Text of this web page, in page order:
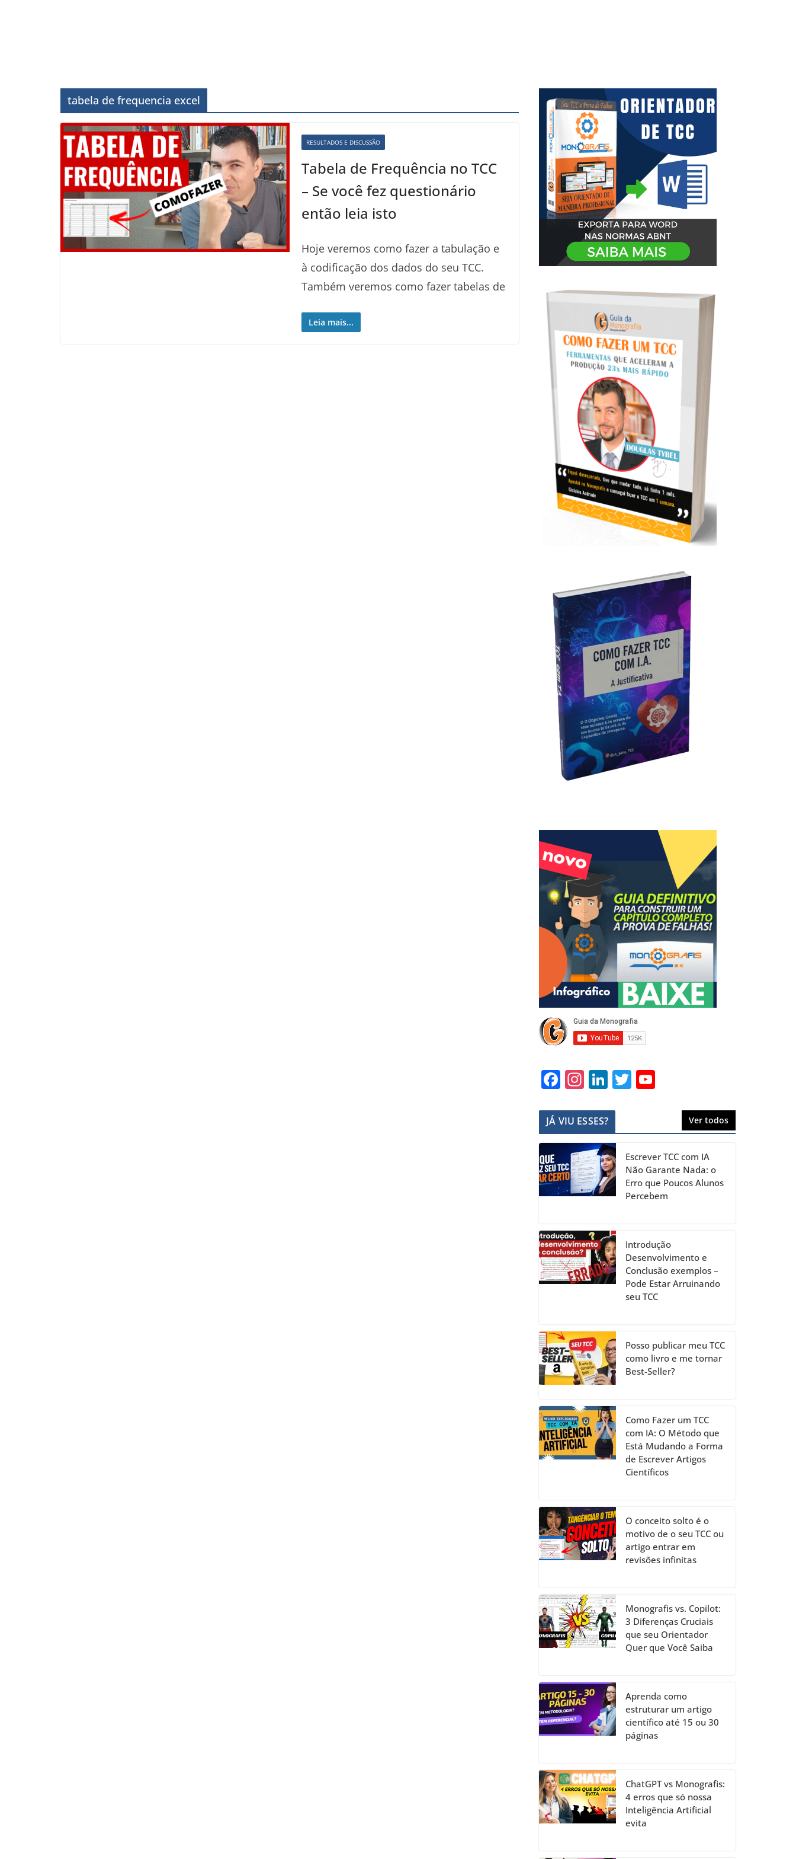
tabela de frequencia excel
RESULTADOS E DISCUSSÃO
Tabela de Frequência no TCC
– Se você fez questionário
então leia isto
Hoje veremos como fazer a tabulação e
à codificação dos dados do seu TCC.
Também veremos como fazer tabelas de
Leia mais...
F
c
e
b
o
o
In
a
gr
a
m
Li
k
e
dI
n
T
er T
u
b
e
a
n
n
el
JÁ VIU ESSES? Ver todos
Escrever TCC com IA
Não Garante Nada: o
Erro que Poucos Alunos
Percebem
Introdução
Desenvolvimento e
Conclusão exemplos –
Pode Estar Arruinando
seu TCC
Posso publicar meu TCC
como livro e me tornar
Best-Seller?
Como Fazer um TCC
com IA: O Método que
Está Mudando a Forma
de Escrever Artigos
Científicos
O conceito solto é o
motivo de o seu TCC ou
artigo entrar em
revisões infinitas
Monografis vs. Copilot:
3 Diferenças Cruciais
que seu Orientador
Quer que Você Saiba
Aprenda como
estruturar um artigo
científico até 15 ou 30
páginas
ChatGPT vs Monografis:
4 erros que só nossa
Inteligência Artificial
evita